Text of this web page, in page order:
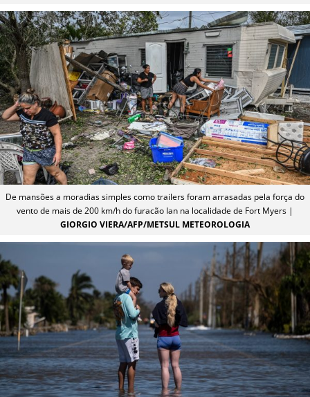
De mansões a moradias simples como trailers foram arrasadas pela força do
vento de mais de 200 km/h do furacão Ian na localidade de Fort Myers |
GIORGIO VIERA/AFP/METSUL METEOROLOGIA